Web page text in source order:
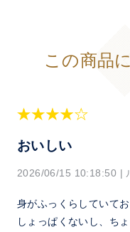
この商品
おいしい
2026/06/15 10:18:50 |
身がふっくらしていてお
しょっぱくないし、ち